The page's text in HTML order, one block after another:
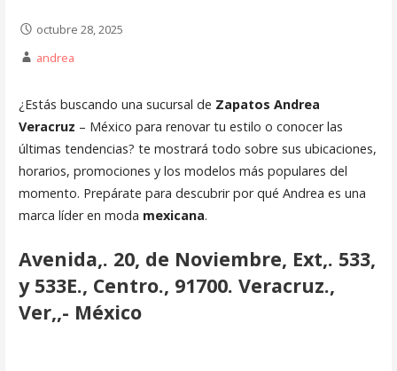
octubre 28, 2025
andrea
¿Estás buscando una sucursal de Zapatos Andrea
Veracruz – México para renovar tu estilo o conocer las
últimas tendencias? te mostrará todo sobre sus ubicaciones,
horarios, promociones y los modelos más populares del
momento. Prepárate para descubrir por qué Andrea es una
marca líder en moda mexicana.
Avenida,. 20, de Noviembre, Ext,. 533,
y 533E., Centro., 91700. Veracruz.,
Ver,,- México